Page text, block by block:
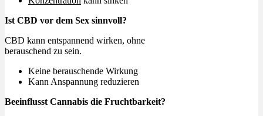
Ist CBD vor dem Sex sinnvoll?
CBD kann entspannend wirken, ohne
berauschend zu sein.
Keine berauschende Wirkung
Kann Anspannung reduzieren
Beeinflusst Cannabis die Fruchtbarkeit?